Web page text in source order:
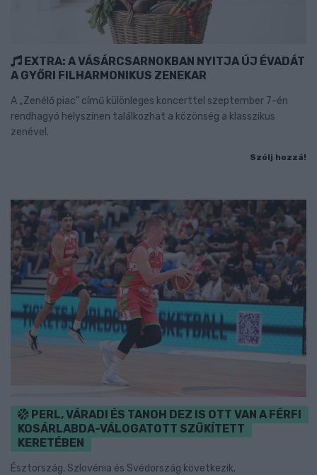
EXTRA: A VÁSÁRCSARNOKBAN NYITJA ÚJ ÉVADÁT
A GYŐRI FILHARMONIKUS ZENEKAR
A „Zenélő piac” című különleges koncerttel szeptember 7-én
rendhagyó helyszínen találkozhat a közönség a klasszikus
zenével.
Szólj hozzá!
PERL, VÁRADI ÉS TANOH DEZ IS OTT VAN A FÉRFI
KOSÁRLABDA-VÁLOGATOTT SZŰKÍTETT
KERETÉBEN
Észtország, Szlovénia és Svédország következik.